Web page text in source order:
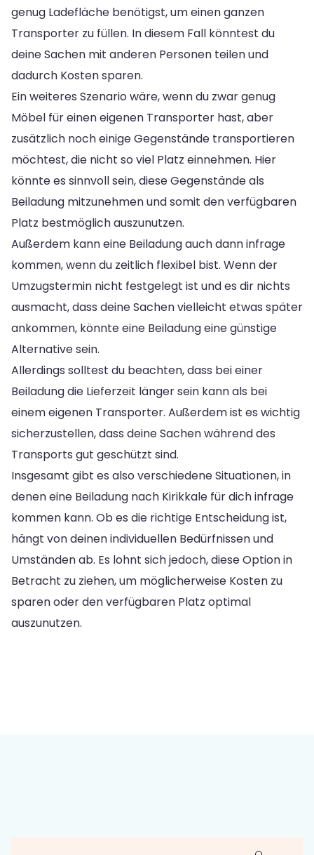
genug Ladefläche benötigst, um einen ganzen
Transporter zu füllen. In diesem Fall könntest du
deine Sachen mit anderen Personen teilen und
dadurch Kosten sparen.
Ein weiteres Szenario wäre, wenn du zwar genug
Möbel für einen eigenen Transporter hast, aber
zusätzlich noch einige Gegenstände transportieren
möchtest, die nicht so viel Platz einnehmen. Hier
könnte es sinnvoll sein, diese Gegenstände als
Beiladung mitzunehmen und somit den verfügbaren
Platz bestmöglich auszunutzen.
Außerdem kann eine Beiladung auch dann infrage
kommen, wenn du zeitlich flexibel bist. Wenn der
Umzugstermin nicht festgelegt ist und es dir nichts
ausmacht, dass deine Sachen vielleicht etwas später
ankommen, könnte eine Beiladung eine günstige
Alternative sein.
Allerdings solltest du beachten, dass bei einer
Beiladung die Lieferzeit länger sein kann als bei
einem eigenen Transporter. Außerdem ist es wichtig
sicherzustellen, dass deine Sachen während des
Transports gut geschützt sind.
Insgesamt gibt es also verschiedene Situationen, in
denen eine Beiladung nach Kirikkale für dich infrage
kommen kann. Ob es die richtige Entscheidung ist,
hängt von deinen individuellen Bedürfnissen und
Umständen ab. Es lohnt sich jedoch, diese Option in
Betracht zu ziehen, um möglicherweise Kosten zu
sparen oder den verfügbaren Platz optimal
auszunutzen.